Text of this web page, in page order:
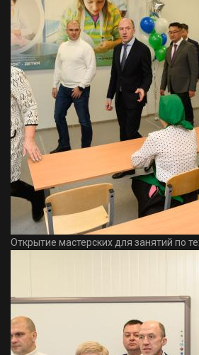
Открытие мастерских для занятий по